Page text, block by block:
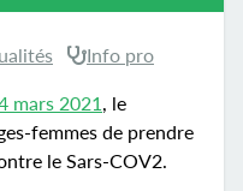
Info pro
mars 2021 , le
femmes de prendre
le Sars-COV2.